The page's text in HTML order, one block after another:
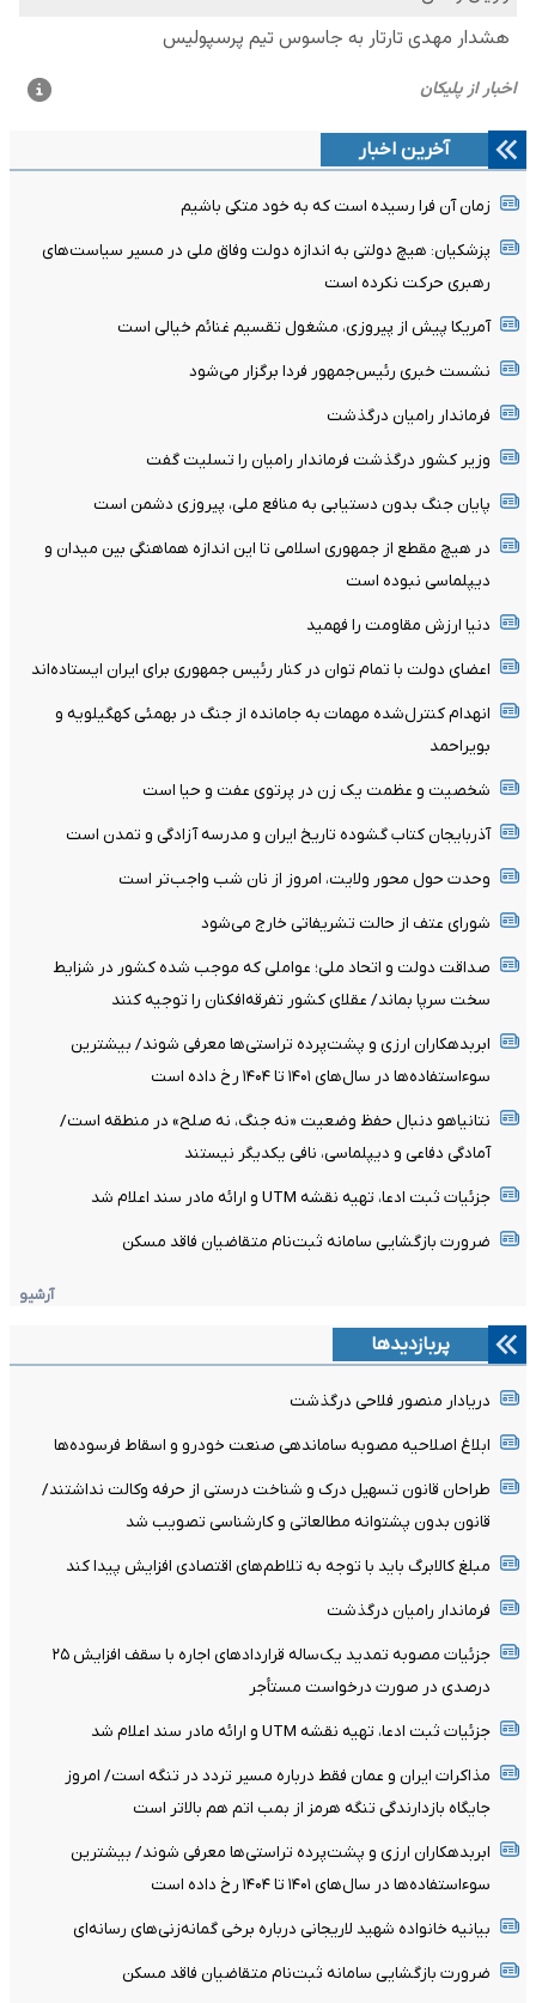
آخرین اخبار
زمان آن فرا رسیده است که به خود متکی باشیم
پزشکیان: هیچ دولتی به اندازه دولت وفاق ملی در مسیر سیاست‌های
رهبری حرکت نکرده است
آمریکا پیش از پیروزی، مشغول تقسیم غنائم خیالی است
نشست خبری رئیس‌جمهور فردا برگزار می‌شود
فرماندار رامیان درگذشت
وزیر کشور درگذشت فرماندار رامیان را تسلیت گفت
پایان جنگ بدون دستیابی به منافع ملی، پیروزی دشمن است
در هیچ مقطع از جمهوری اسلامی تا این اندازه هماهنگی بین میدان و
دیپلماسی نبوده است
دنیا ارزش مقاومت را فهمید
اعضای دولت با تمام توان در کنار رئیس جمهوری برای ایران ایستاده‌اند
انهدام کنترل‌شده مهمات به‌ جامانده از جنگ در بهمئی کهگیلویه و
بویراحمد
شخصیت و عظمت یک زن در پرتوی عفت و حیا است
آذربایجان کتاب گشوده تاریخ ایران و مدرسه آزادگی و تمدن است
وحدت حول محور ولایت، امروز از نان شب واجب‌تر است
شورای عتف از حالت تشریفاتی خارج می‌شود
صداقت دولت و اتحاد ملی؛ عواملی که موجب شده کشور در شزایط
سخت سرپا بماند/ عقلای کشور تفرقه‌افکنان را توجیه کنند
ابربدهکاران ارزی و پشت‌پرده تراستی‌ها معرفی شوند/ بیشترین
سوءاستفاده‌ها در سال‌های ۱۴۰۱ تا ۱۴۰۴ رخ داده است
نتانیاهو دنبال حفظ وضعیت «نه جنگ، نه صلح» در منطقه است/
آمادگی دفاعی و دیپلماسی، نافی یکدیگر نیستند
جزئیات ثبت ادعا، تهیه نقشه UTM و ارائه مادر سند اعلام شد
ضرورت بازگشایی سامانه ثبت‌نام متقاضیان فاقد مسکن
آرشیو
پربازدیدها
دریادار منصور فلاحی درگذشت
ابلاغ اصلاحیه مصوبه ساماندهی صنعت خودرو و اسقاط فرسوده‌ها
طراحان قانون تسهیل درک و شناخت درستی از حرفه وکالت نداشتند/
قانون بدون پشتوانه مطالعاتی و کارشناسی تصویب شد
مبلغ کالابرگ باید با توجه به تلاطم‌های اقتصادی افزایش پیدا کند
فرماندار رامیان درگذشت
جزئیات مصوبه تمدید یک‌ساله قرارداد‌های اجاره با سقف افزایش ۲۵
درصدی در صورت درخواست مستأجر
جزئیات ثبت ادعا، تهیه نقشه UTM و ارائه مادر سند اعلام شد
مذاکرات ایران و عمان فقط درباره مسیر تردد در تنگه است/ امروز
جایگاه بازدارندگی تنگه هرمز از بمب اتم هم بالاتر است
ابربدهکاران ارزی و پشت‌پرده تراستی‌ها معرفی شوند/ بیشترین
سوءاستفاده‌ها در سال‌های ۱۴۰۱ تا ۱۴۰۴ رخ داده است
بیانیه خانواده شهید لاریجانی درباره برخی گمانه‌زنی‌های رسانه‌ای
ضرورت بازگشایی سامانه ثبت‌نام متقاضیان فاقد مسکن